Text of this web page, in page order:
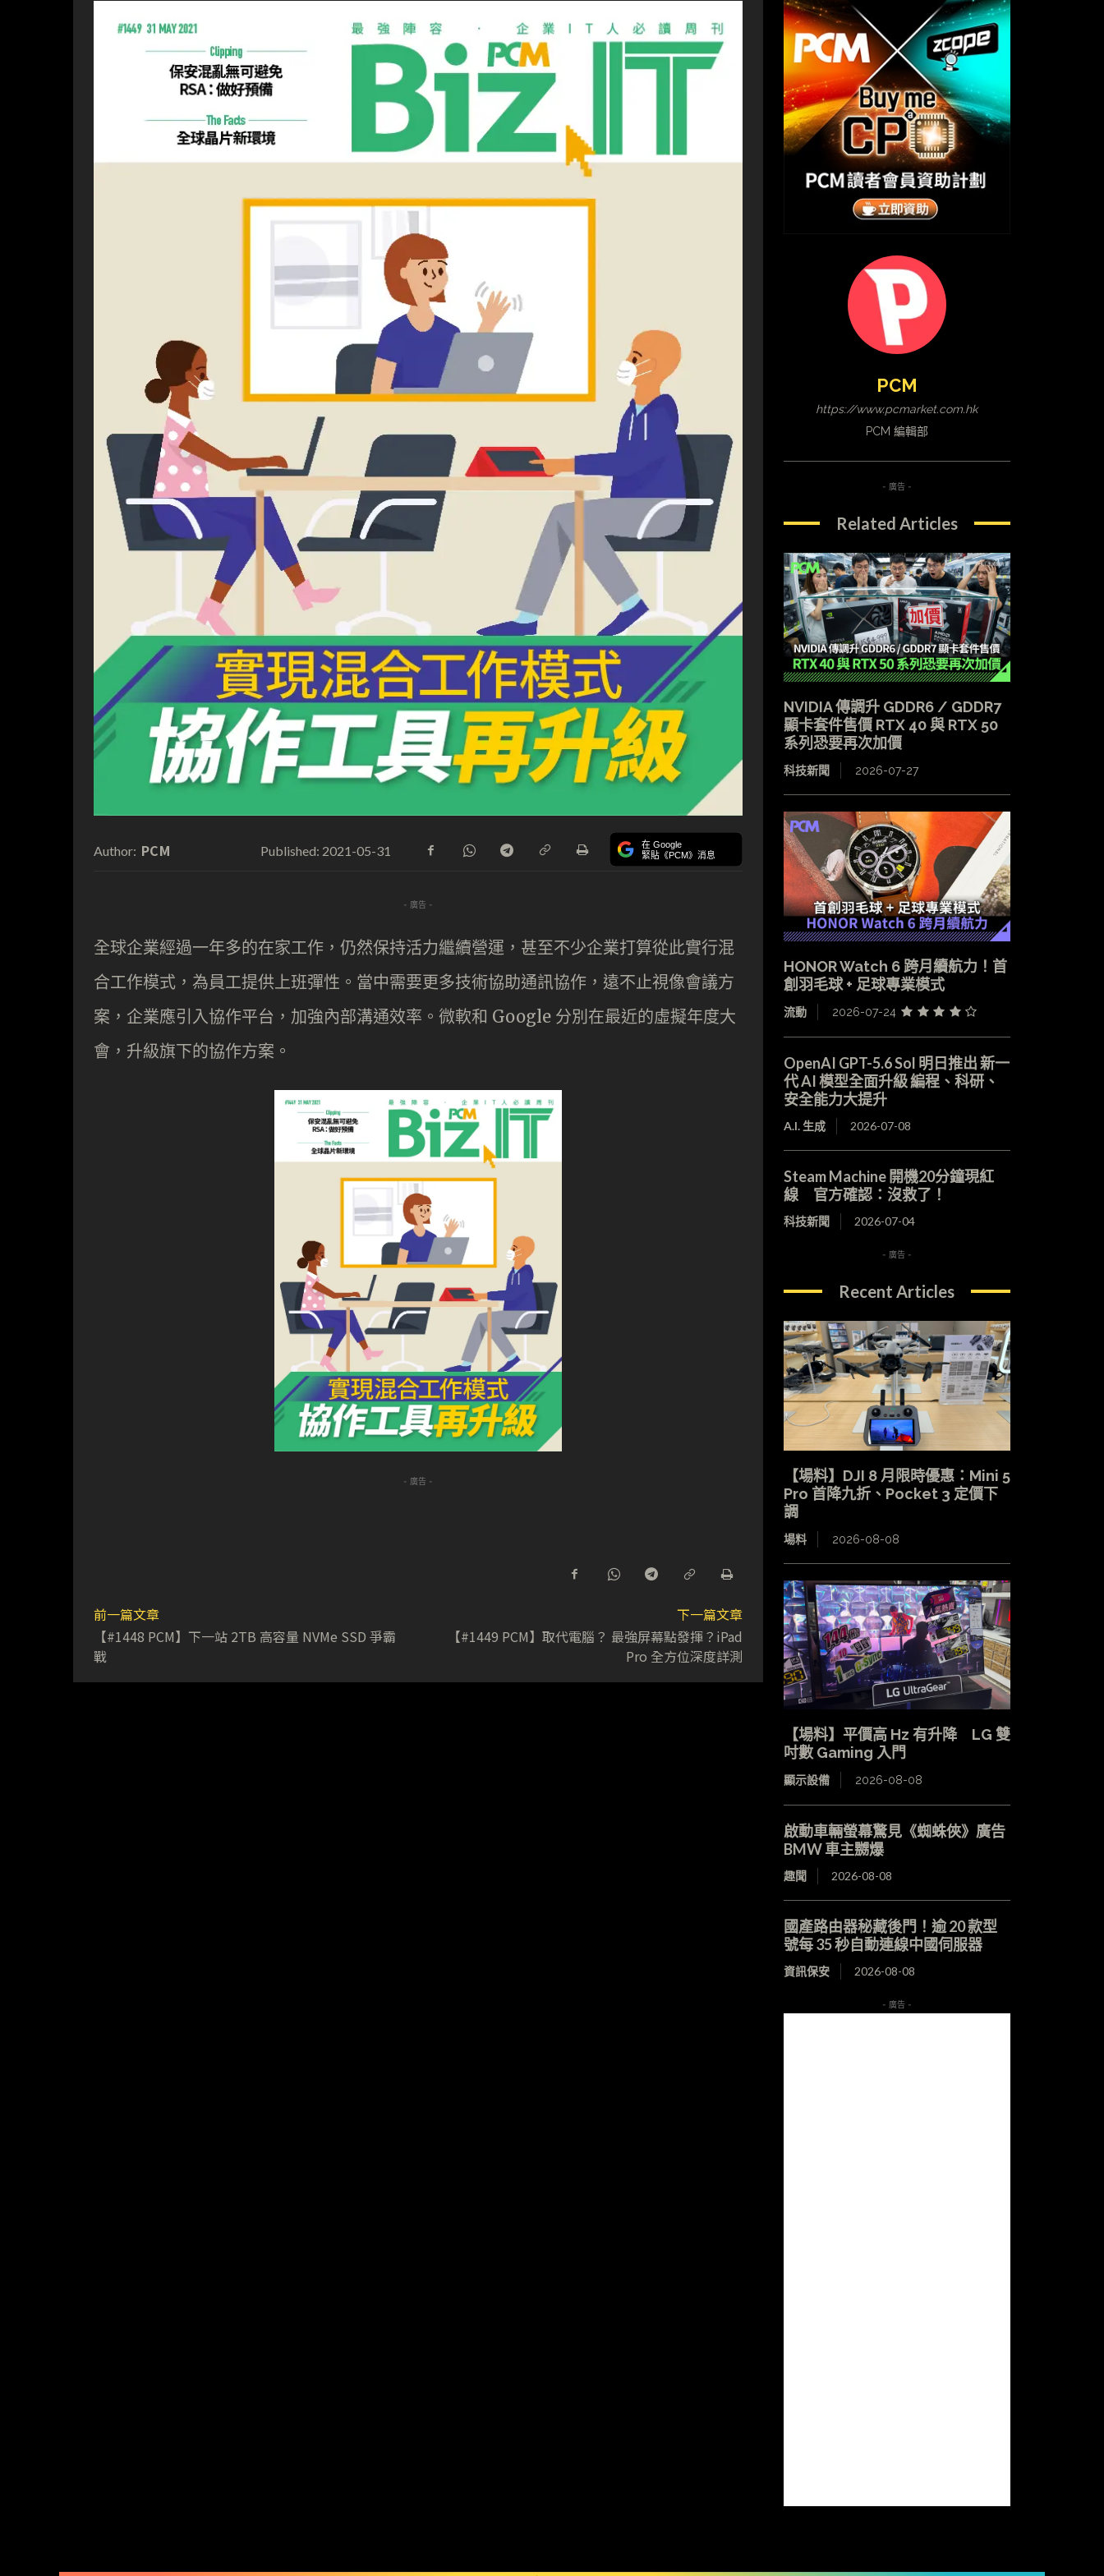
Author: PCM Published: 2021-05-31 在 Google
緊貼《PCM》消息
- 廣告 -
全球企業經過一年多的在家工作，仍然保持活力繼續營運，甚至不少企業打算從此實行混
合工作模式，為員工提供上班彈性。當中需要更多技術協助通訊協作，遠不止視像會議方
案，企業應引入協作平台，加強內部溝通效率。微軟和 Google 分別在最近的虛擬年度大
會，升級旗下的協作方案。
- 廣告 -
前一篇文章
【#1448 PCM】下一站 2TB 高容量 NVMe SSD 爭霸
戰
下一篇文章
【#1449 PCM】取代電腦？ 最強屏幕點發揮？iPad
Pro 全方位深度詳測
PCM
https://www.pcmarket.com.hk
PCM 編輯部
- 廣告 -
Related Articles
NVIDIA 傳調升 GDDR6 / GDDR7
顯卡套件售價 RTX 40 與 RTX 50
系列恐要再次加價
科技新聞 2026-07-27
HONOR Watch 6 跨月續航力！首
創羽毛球 + 足球專業模式
流動 2026-07-24
OpenAI GPT-5.6 Sol 明日推出 新一
代 AI 模型全面升級 編程、科研、
安全能力大提升
A.I. 生成 2026-07-08
Steam Machine 開機20分鐘現紅
線 官方確認：沒救了！
科技新聞 2026-07-04
- 廣告 -
Recent Articles
【場料】DJI 8 月限時優惠：Mini 5
Pro 首降九折、Pocket 3 定價下
調
場料 2026-08-08
【場料】平價高 Hz 有升降 LG 雙
吋數 Gaming 入門
顯示設備 2026-08-08
啟動車輛螢幕驚見《蜘蛛俠》廣告
BMW 車主嬲爆
趣聞 2026-08-08
國產路由器秘藏後門！逾 20 款型
號每 35 秒自動連線中國伺服器
資訊保安 2026-08-08
- 廣告 -